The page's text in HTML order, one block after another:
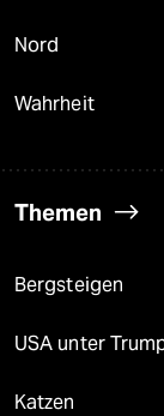
Nord
Wahrheit
Themen
Bergsteigen
USA unter
Katzen